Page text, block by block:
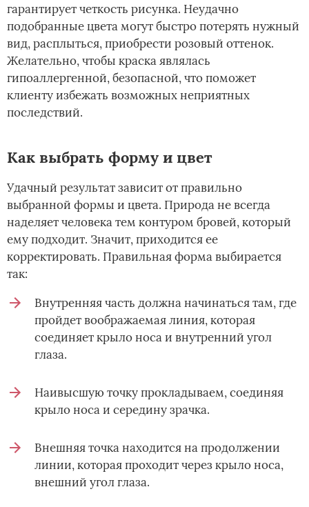
гарантирует четкость рисунка. Неудачно
подобранные цвета могут быстро потерять нужный
вид, расплыться, приобрести розовый оттенок.
Желательно, чтобы краска являлась
гипоаллергенной, безопасной, что поможет
клиенту избежать возможных неприятных
последствий.
Как выбрать форму и цвет
Удачный результат зависит от правильно
выбранной формы и цвета. Природа не всегда
наделяет человека тем контуром бровей, который
ему подходит. Значит, приходится ее
корректировать. Правильная форма выбирается
так:
Внутренняя часть должна начинаться там, где
пройдет воображаемая линия, которая
соединяет крыло носа и внутренний угол
глаза.
Наивысшую точку прокладываем, соединяя
крыло носа и середину зрачка.
Внешняя точка находится на продолжении
линии, которая проходит через крыло носа,
внешний угол глаза.